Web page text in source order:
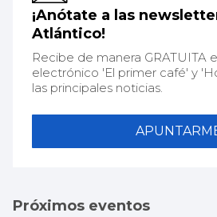
¡Anótate a las
Atlántico!
Recibe de manera GRATUITA
electrónico 'El primer café' y
las principales noticias.
Próximos eventos